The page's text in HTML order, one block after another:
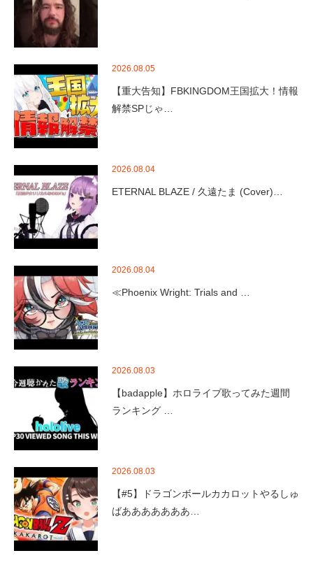
2026.08.05
【重大告知】FBKINGDOM王国拡大！情報
解禁SPじゃ…
2026.08.04
ETERNAL BLAZE / 久遠たま (Cover)…
2026.08.04
≪Phoenix Wright: Trials and …
2026.08.03
【badapple】ホロライブ歌ってみた週間
ランキング …
2026.08.03
【#5】ドラゴンボールカカロットやるしゅ
ばあああああああ…